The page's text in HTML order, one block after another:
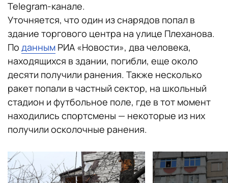
Telegram-канале.
Уточняется, что один из снарядов попал в
здание торгового центра на улице Плеханова.
По данным РИА «Новости», два человека,
находящихся в здании, погибли, еще около
десяти получили ранения. Также несколько
ракет попали в частный сектор, на школьный
стадион и футбольное поле, где в тот момент
находились спортсмены — некоторые из них
получили осколочные ранения.